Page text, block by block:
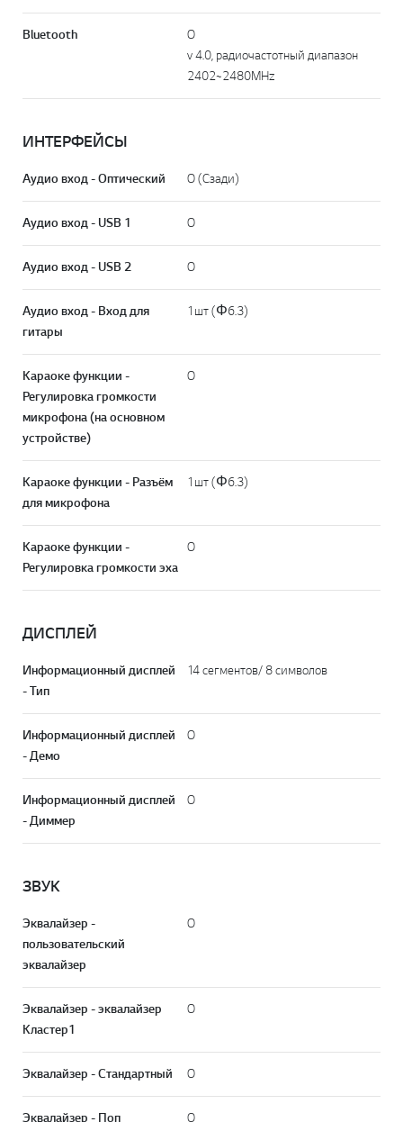
Bluetooth
O
v 4.0, радиочастотный диапазон
2402~2480MHz
ИНТЕРФЕЙСЫ
Аудио вход - Оптический O (Сзади)
Аудио вход - USB 1 O
Аудио вход - USB 2 O
Аудио вход - Вход для
гитары
1шт (Φ6.3)
Караоке функции -
Регулировка громкости
микрофона (на основном
устройстве)
O
Караоке функции - Разъём
для микрофона
1шт (Φ6.3)
Караоке функции -
Регулировка громкости эха
O
ДИСПЛЕЙ
Информационный дисплей
- Тип
14 сегментов/ 8 символов
Информационный дисплей
- Демо
O
Информационный дисплей
- Диммер
O
ЗВУК
Эквалайзер -
пользовательский
эквалайзер
O
Эквалайзер - эквалайзер
Кластер1
O
Эквалайзер - Стандартный O
Эквалайзер - Поп O